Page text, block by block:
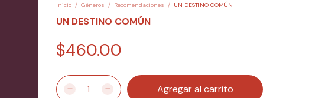
Inicio / Géneros / Recomendaciones / UN DESTINO COMÚN
UN DESTINO COMÚN
$460.00